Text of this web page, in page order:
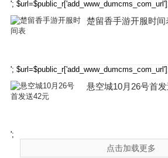
';
楚留香手游开服时间
';
悬空城10月26号首
';
点击加载更多